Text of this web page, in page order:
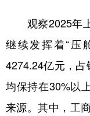
地方频道
北京
观察2025年上
继续发挥着“压
4274.24亿元，
均保持在30%以
来源。其中，工